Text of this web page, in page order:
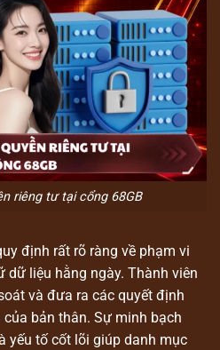
riêng tư tại cổng 68GB
định rất rõ ràng về phạm vi
liệu hằng ngày. Thành viên
và đưa ra các quyết định
bản thân. Sự minh bạch
yếu tố cốt lõi giúp danh mục